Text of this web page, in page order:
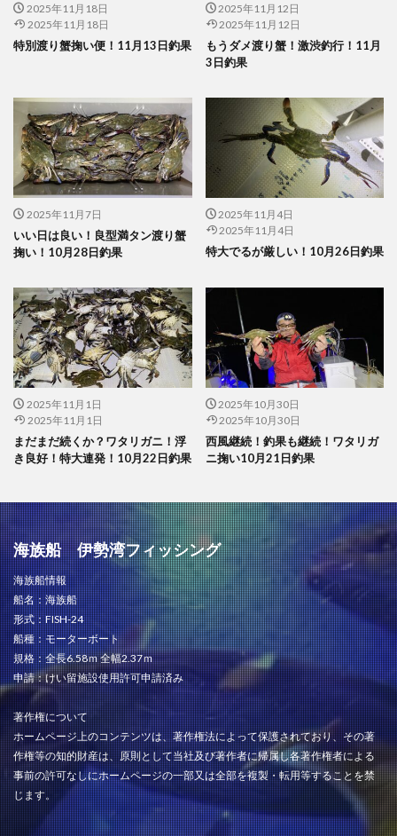
2025年11月18日
2025年11月18日
特別渡り蟹掬い便！11月13日釣果
2025年11月12日
2025年11月12日
もうダメ渡り蟹！激渋釣行！11月
3日釣果
2025年11月7日
いい日は良い！良型満タン渡り蟹
掬い！10月28日釣果
2025年11月4日
2025年11月4日
特大でるが厳しい！10月26日釣果
2025年11月1日
2025年11月1日
まだまだ続くか？ワタリガニ！浮
き良好！特大連発！10月22日釣果
2025年10月30日
2025年10月30日
西風継続！釣果も継続！ワタリガ
ニ掬い10月21日釣果
海族船 伊勢湾フィッシング
海族船情報
船名：海族船
形式：FISH-24
船種：モーターボート
規格：全長6.58ｍ 全幅2.37ｍ
申請：けい留施設使用許可申請済み
著作権について
ホームページ上のコンテンツは、著作権法によって保護されており、その著
作権等の知的財産は、原則として当社及び著作者に帰属し各著作権者による
事前の許可なしにホームページの一部又は全部を複製・転用等することを禁
じます。